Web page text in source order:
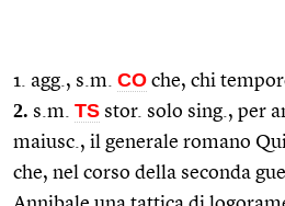
1. agg., s.m. CO che, chi
2. s.m. TS stor. solo sing., per
maiusc., il generale romano
che, nel corso della seconda